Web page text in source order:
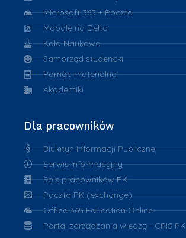
Microsoft 365 + Poczta
Moodle na Delta
Koła Naukowe
Samorząd studencki
Pomoc materialna
Akademiki
Dla pracowników
Biuletyn Informacji Publicznej
Serwis informacyjny
Spis pracowników PK
Poczta PK (exchange)
Office 365 Education Online
Portal zarządzania wiedzą - CRIS PK